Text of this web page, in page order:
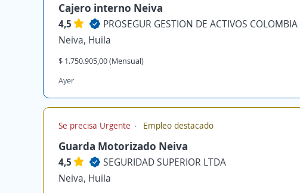
Cajero interno Neiva
4,5
Neiva, Huila
$ 1.750.905,00 (Mensual)
Ayer
Se precisa Urgente Empleo destacado
Guarda Motorizado Neiva
4,5
SEGURIDAD SUPERIOR LTDA
Neiva, Huila